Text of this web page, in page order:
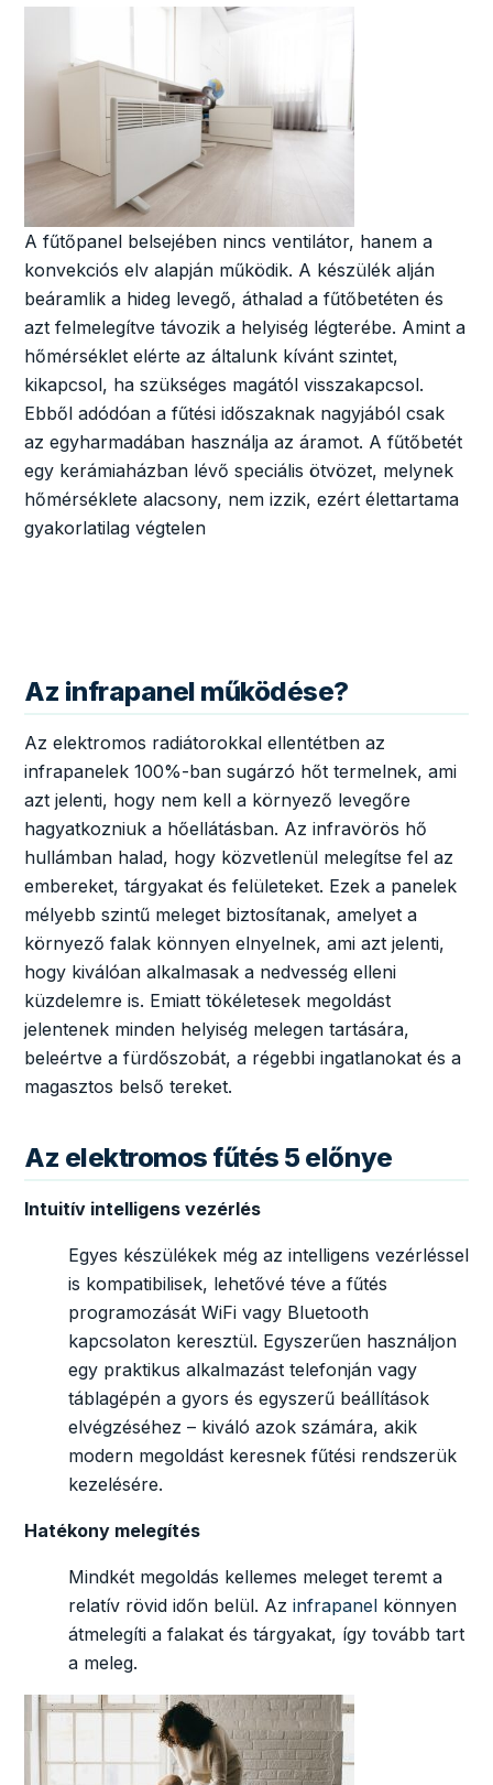
A fűtőpanel belsejében nincs ventilátor, hanem a
konvekciós elv alapján működik. A készülék alján
beáramlik a hideg levegő, áthalad a fűtőbetéten és
azt felmelegítve távozik a helyiség légterébe. Amint a
hőmérséklet elérte az általunk kívánt szintet,
kikapcsol, ha szükséges magától visszakapcsol.
Ebből adódóan a fűtési időszaknak nagyjából csak
az egyharmadában használja az áramot. A fűtőbetét
egy kerámiaházban lévő speciális ötvözet, melynek
hőmérséklete alacsony, nem izzik, ezért élettartama
gyakorlatilag végtelen
Az infrapanel működése?
Az elektromos radiátorokkal ellentétben az
infrapanelek 100%-ban sugárzó hőt termelnek, ami
azt jelenti, hogy nem kell a környező levegőre
hagyatkozniuk a hőellátásban. Az infravörös hő
hullámban halad, hogy közvetlenül melegítse fel az
embereket, tárgyakat és felületeket. Ezek a panelek
mélyebb szintű meleget biztosítanak, amelyet a
környező falak könnyen elnyelnek, ami azt jelenti,
hogy kiválóan alkalmasak a nedvesség elleni
küzdelemre is. Emiatt tökéletesek megoldást
jelentenek minden helyiség melegen tartására,
beleértve a fürdőszobát, a régebbi ingatlanokat és a
magasztos belső tereket.
Az elektromos fűtés 5 előnye
Intuitív intelligens vezérlés
Egyes készülékek még az intelligens vezérléssel
is kompatibilisek, lehetővé téve a fűtés
programozását WiFi vagy Bluetooth
kapcsolaton keresztül. Egyszerűen használjon
egy praktikus alkalmazást telefonján vagy
táblagépén a gyors és egyszerű beállítások
elvégzéséhez – kiváló azok számára, akik
modern megoldást keresnek fűtési rendszerük
kezelésére.
Hatékony melegítés
Mindkét megoldás kellemes meleget teremt a
relatív rövid időn belül. Az infrapanel könnyen
átmelegíti a falakat és tárgyakat, így tovább tart
a meleg.